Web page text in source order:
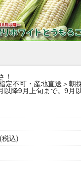
！
定不可・産地直送＞朝
以降9月上旬まで。9月
(税込)